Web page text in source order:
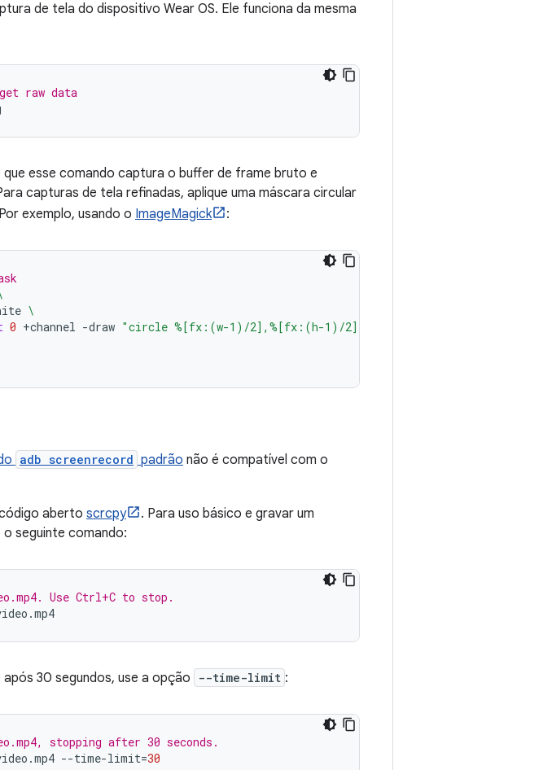
de tela do dispositivo Wear OS. Ele funciona da mesma
raw data
esse comando captura o buffer de frame bruto e
capturas de tela refinadas, aplique uma máscara circular
exemplo, usando o ImageMagick :
\
0 +channel -draw "circle %[fx:(w-1)/2],%[fx:(h-1)/2] %[fx:(w-1)/2],0.5"
adb screenrecord padrão não é compatível com o
aberto scrcpy
. Para uso básico e gravar um
seguinte comando:
Use Ctrl+C to stop.
30 segundos, use a opção --time-limit :
stopping after 30 seconds.
--time-limit=30